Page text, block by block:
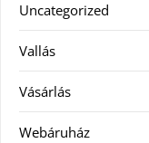
Uncategorized
Vallás
Vásárlás
Webáruház